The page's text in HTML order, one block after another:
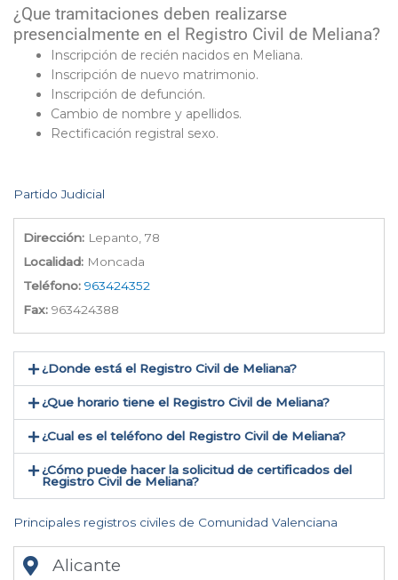
¿Que tramitaciones deben realizarse
presencialmente en el Registro Civil de Meliana?
Inscripción de recién nacidos en Meliana.
Inscripción de nuevo matrimonio.
Inscripción de defunción.
Cambio de nombre y apellidos.
Rectificación registral sexo.
Partido Judicial
Dirección: Lepanto, 78
Localidad: Moncada
Teléfono: 963424352
Fax: 963424388
¿Donde está el Registro Civil de Meliana​?
¿Que horario tiene el Registro Civil de Meliana?
¿Cual es el teléfono del Registro Civil de Meliana​?
¿Cómo puede hacer la solicitud de certificados del
Registro Civil de Meliana​?
Principales registros civiles de Comunidad Valenciana
Alicante